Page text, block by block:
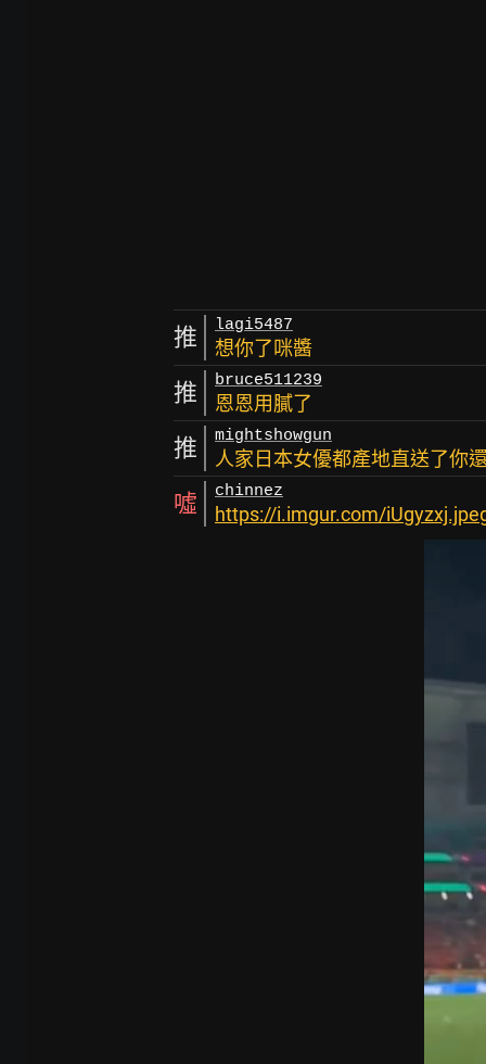
推 lagi5487
想你了咪醬
推 bruce511239
恩恩用膩了
推 mightshowgun
人家日本女優都產地直送了你
噓 chinnez
https://i.imgur.com/